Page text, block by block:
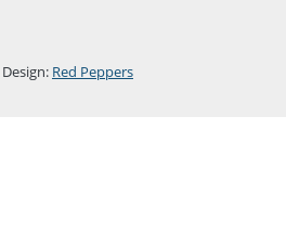
Design: Red Peppers